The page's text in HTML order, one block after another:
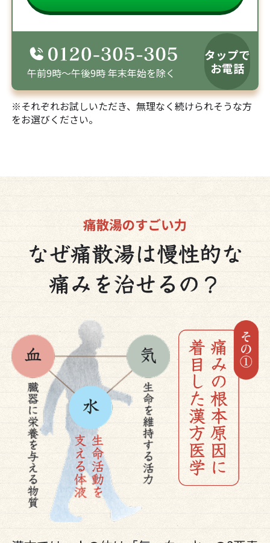
午前9時～午後9時 年末年始を除く
タップで
お電話
※それぞれお試しいただき、無理なく続けられそうな方
をお選びください。